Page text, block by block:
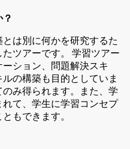
は別に何かを研究するた
ツアーです。
学習ツアー
ション、問題解決スキ
の構築も目的としていま
み得られます。また、学
て、学生に学習コンセプ
もできます。